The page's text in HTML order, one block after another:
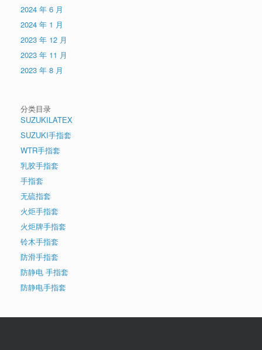
2024 年 6 月
2024 年 1 月
2023 年 12 月
2023 年 11 月
2023 年 8 月
分类目录
SUZUKILATEX
SUZUKI手指套
WTR手指套
乳胶手指套
手指套
无硫指套
火炬手指套
火炬牌手指套
铃木手指套
防滑手指套
防静电 手指套
防静电手指套